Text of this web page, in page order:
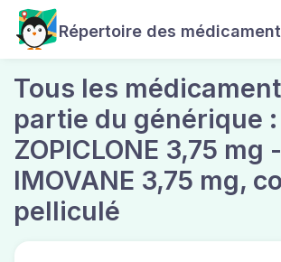
Répertoire des
Tous les
partie du générique :
ZOPICLONE 3,75 mg -
IMOVANE 3,75 mg,
pelliculé